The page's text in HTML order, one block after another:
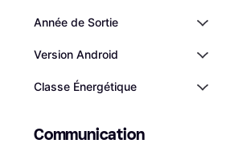
Année de Sortie
Version Android
Classe Énergétique
Communication